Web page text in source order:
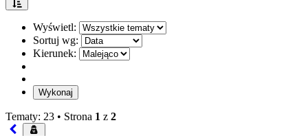
Wyświetl:
Sortuj wg:
Kierunek:
Tematy: 23 • Strona 1 z 2